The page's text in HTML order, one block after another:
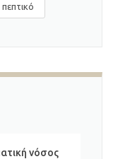
πεπτικό
νόσος